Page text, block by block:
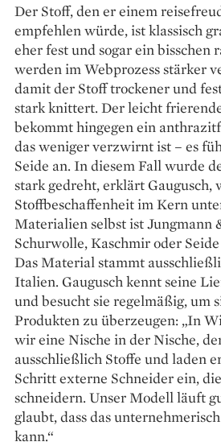
Der Stoff, den er einem
empfehlen würde, ist klassisch
eher fest und sogar ein bisschen
werden im Webprozess stärker
damit der Stoff trockener und
stark knittert. Der leicht
bekommt hingegen ein
das weniger verzwirnt ist – es
Seide an. In diesem Fall wurde
stark gedreht, erklärt Gaugusch,
Stoffbeschaffenheit im Kern
Materialien selbst ist Jungmann
Schurwolle, Kaschmir oder
Das Material stammt
Italien. Gaugusch kennt seine
und besucht sie regelmäßig, um
Produkten zu überzeugen: „In
wir eine Nische in der Nische,
ausschließlich Stoffe und laden
Schritt externe Schneider ein,
schneidern. Unser Modell läuft
glaubt, dass das
kann.“